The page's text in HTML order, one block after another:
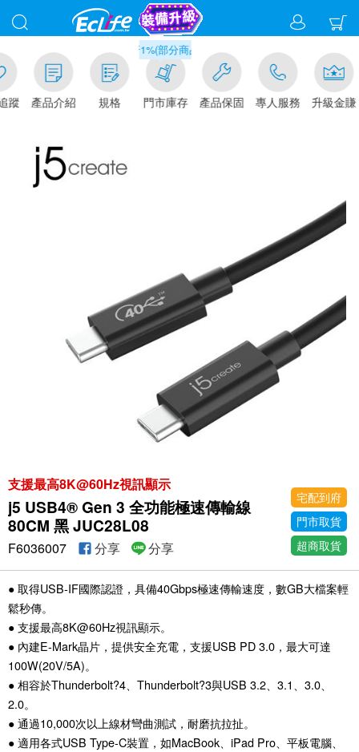
蹤 產品介紹 規格
滿千元門市取貨現折1%(部分商品不適用)-請點我看
門市庫存 產品保固 專人服務 升級金賺
支援最高8K@60Hz視訊顯示
j5 USB4® Gen 3 全功能極速傳輸線
80CM 黑 JUC28L08
宅配到府
門市取貨
超商取貨
F6036007 分享 分享
● 取得USB-IF國際認證，具備40Gbps極速傳輸速度，數GB大檔案輕
鬆秒傳。
● 支援最高8K@60Hz視訊顯示。
● 內建E-Mark晶片，提供安全充電，支援USB PD 3.0，最大可達
100W(20V/5A)。
● 相容於Thunderbolt?4、Thunderbolt?3與USB 3.2、3.1、3.0、
2.0。
● 通過10,000次以上線材彎曲測試，耐磨抗拉扯。
● 適用各式USB Type-C裝置，如MacBook、iPad Pro、平板電腦、